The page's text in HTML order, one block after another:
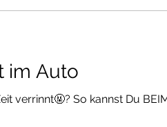
im Auto
verrinnt🤬? So kannst Du